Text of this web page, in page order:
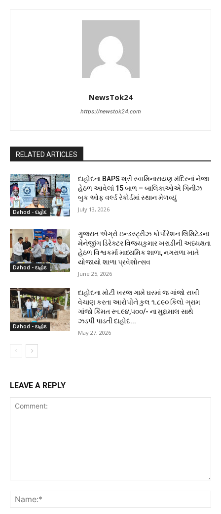
NewsTok24
https://newstok24.com
RELATED ARTICLES
Dahod - દાહોદ
દાહોદના BAPS શ્રી સ્વામિનારાયણ મંદિરનાં નેજા
હેઠળ આવેલાં 15 બાળ – બાલિકાઓએ ગિનીઝ
બુક ઓફ વર્લ્ડ રેકોર્ડમાં સ્થાન મેળવ્યું
July 13, 2026
Dahod - દાહોદ
ગુજરાત એગ્રો ઇન્ડસ્ટ્રીઝ કોર્પોરેશન લિમિટેડના
મેનેજીંગ ડિરેક્ટર વિજયકુમાર ખરાડીની અધ્યક્ષતા
હેઠળ વિશ્વકર્મા માધ્યમિક શાળા, નગરાળા ખાતે
યોજાયો શાળા પ્રવેશોત્સવ
June 25, 2026
Dahod - દાહોદ
દાહોદના મોટી ખરજ ગામે ઘરમાં જ ગાંજો રાખી
વેચાણ કરતા આરોપીને કુલ ૧.૮૯૦ કિલો ગ્રામ
ગાંજો કિંમત રૂા.૯૪,૫૦૦/- ના મુદ્દામાલ સાથે
ઝડપી પાડતી દાહોદ...
May 27, 2026
LEAVE A REPLY